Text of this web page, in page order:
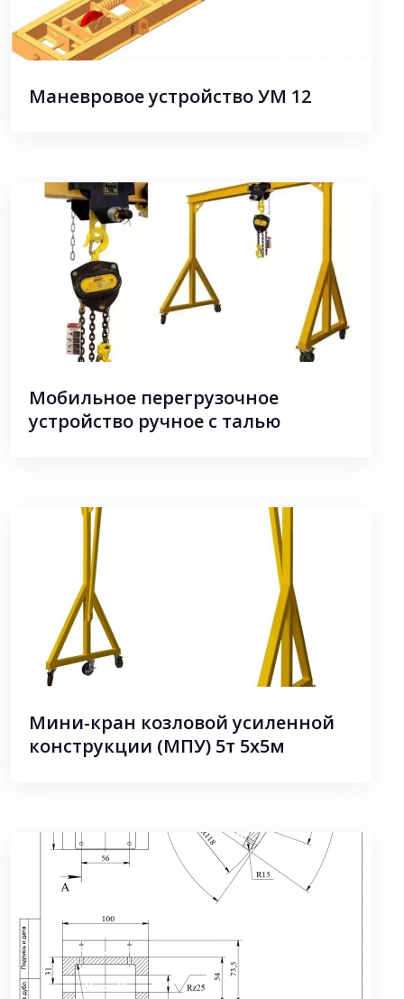
Маневровое устройство УМ 12
Мобильное перегрузочное
устройство ручное с талью
Мини-кран козловой усиленной
конструкции (МПУ) 5т 5х5м